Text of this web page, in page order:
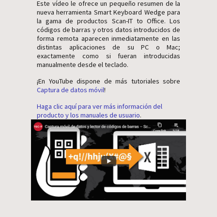
Este vídeo le ofrece un pequeño resumen de la
nueva herramienta Smart Keyboard Wedge para
la gama de productos Scan-IT to Office. Los
códigos de barras y otros datos intro­ducidos de
forma remota aparecen inmediatamente en las
distintas aplicaciones de su PC o Mac;
exactamente como si fueran introducidas
manualmente desde el teclado.
¡En YouTube dispone de más tutoriales sobre
Captura de datos móvil!
Haga clic aquí para ver más información del
producto y los manuales de usuario.